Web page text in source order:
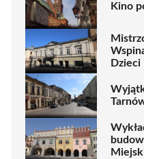
Kino
Dzieci